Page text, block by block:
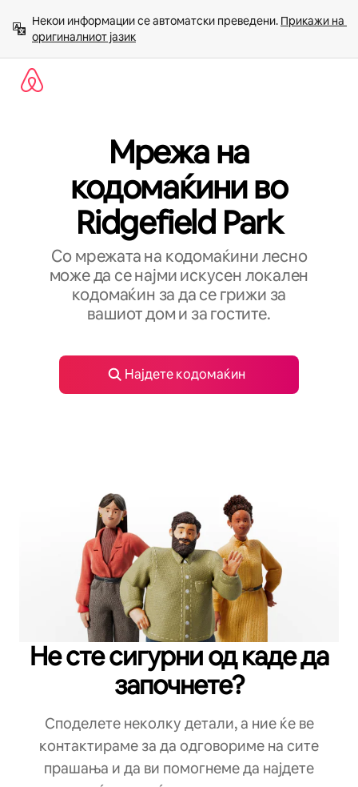
содржина
Некои информации се автоматски преведени. Прикажи на
оригиналниот јазик
Мрежа на
кодомаќини во
Ridgefield Park
Со мрежата на кодомаќини лесно
може да се најми искусен локален
кодомаќин за да се грижи за
вашиот дом и за гостите.
Најдете кодомаќин
Не сте сигурни од каде да
започнете?
Споделете неколку детали, а ние ќе ве
контактираме за да одговориме на сите
прашања и да ви помогнеме да најдете